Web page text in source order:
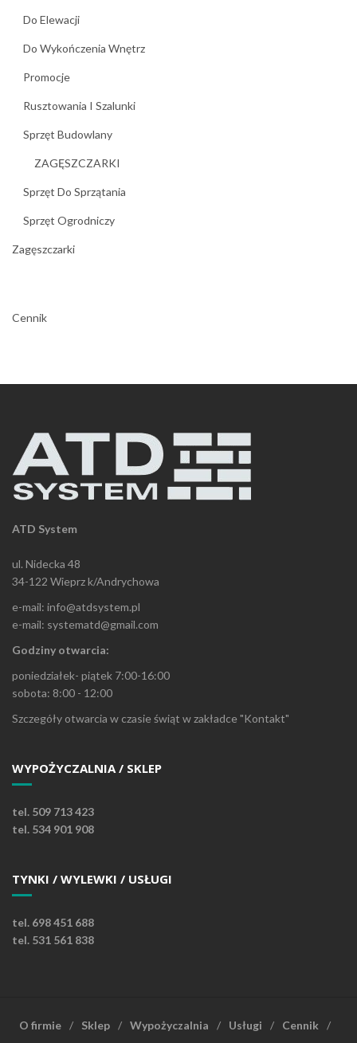
Do Elewacji
Do Wykończenia Wnętrz
Promocje
Rusztowania I Szalunki
Sprzęt Budowlany
ZAGĘSZCZARKI
Sprzęt Do Sprzątania
Sprzęt Ogrodniczy
Zagęszczarki
Cennik
ATD System
ul. Nidecka 48
34-122 Wieprz k/Andrychowa
e-mail: info@atdsystem.pl
e-mail: systematd@gmail.com
Godziny otwarcia:
poniedziałek- piątek 7:00-16:00
sobota: 8:00 - 12:00
Szczegóły otwarcia w czasie świąt w zakładce "Kontakt"
WYPOŻYCZALNIA / SKLEP
tel. 509 713 423
tel. 534 901 908
TYNKI / WYLEWKI / USŁUGI
tel. 698 451 688
tel. 531 561 838
O firmie Sklep Wypożyczalnia Usługi
Cennik